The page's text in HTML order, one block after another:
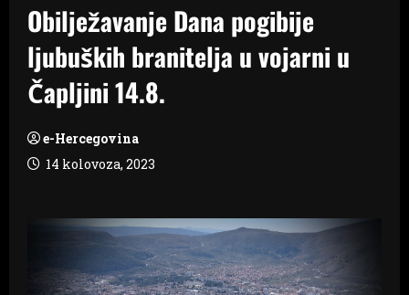
Obilježavanje Dana pogibije
ljubuških branitelja u vojarni u
Čapljini 14.8.
e-Hercegovina
14 kolovoza, 2023